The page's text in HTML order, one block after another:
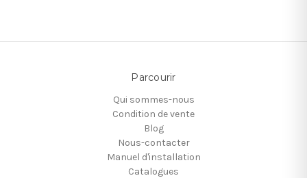
Parcourir
Qui sommes-nous
Condition de vente
Blog
Nous-contacter
Manuel d'installation
Catalogues